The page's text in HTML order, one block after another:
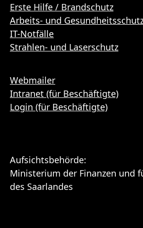
Erste Hilfe / Brandschutz
Arbeits- und
IT-Notfälle
Strahlen- und Laserschutz
Webmailer
Intranet (für Beschäftigte)
Login (für Beschäftigte)
Aufsichtsbehörde:
Ministerium der Finanzen und
des Saarlandes